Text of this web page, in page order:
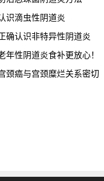
识滴虫性阴道炎
确认识非特异性阴道炎
年性阴道炎食补更放心！
颈癌与宫颈糜烂关系密切